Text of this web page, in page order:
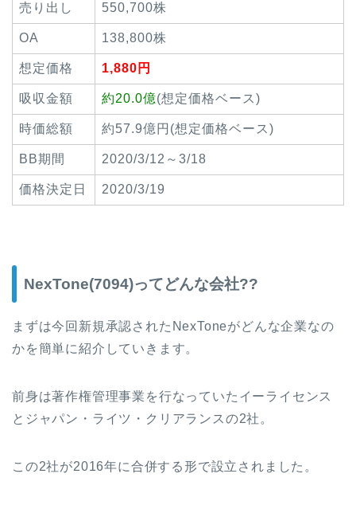
売り出し 550,700株
OA 138,800株
想定価格 1,880円
吸収金額 約20.0億(想定価格ベース)
時価総額 約57.9億円(想定価格ベース)
BB期間 2020/3/12～3/18
価格決定日 2020/3/19
NexTone(7094)ってどんな会社??
まずは今回新規承認されたNexToneがどんな企業なの
かを簡単に紹介していきます。
前身は著作権管理事業を行なっていたイーライセンス
とジャパン・ライツ・クリアランスの2社。
この2社が2016年に合併する形で設立されました。